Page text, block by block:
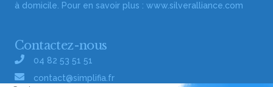
à domicile. Pour en savoir plus : www.silveralliance.com
Contactez-nous
04 82 53 51 51
contact@simplifia.fr